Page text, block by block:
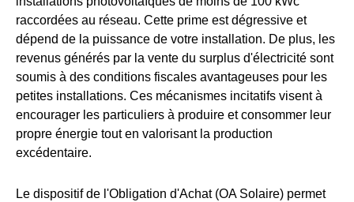
raccordées au réseau. Cette prime est dégressive et
dépend de la puissance de votre installation. De plus, les
revenus générés par la vente du surplus d'électricité sont
soumis à des conditions fiscales avantageuses pour les
petites installations. Ces mécanismes incitatifs visent à
encourager les particuliers à produire et consommer leur
propre énergie tout en valorisant la production
excédentaire.
Le dispositif de l'Obligation d'Achat (OA Solaire) permet